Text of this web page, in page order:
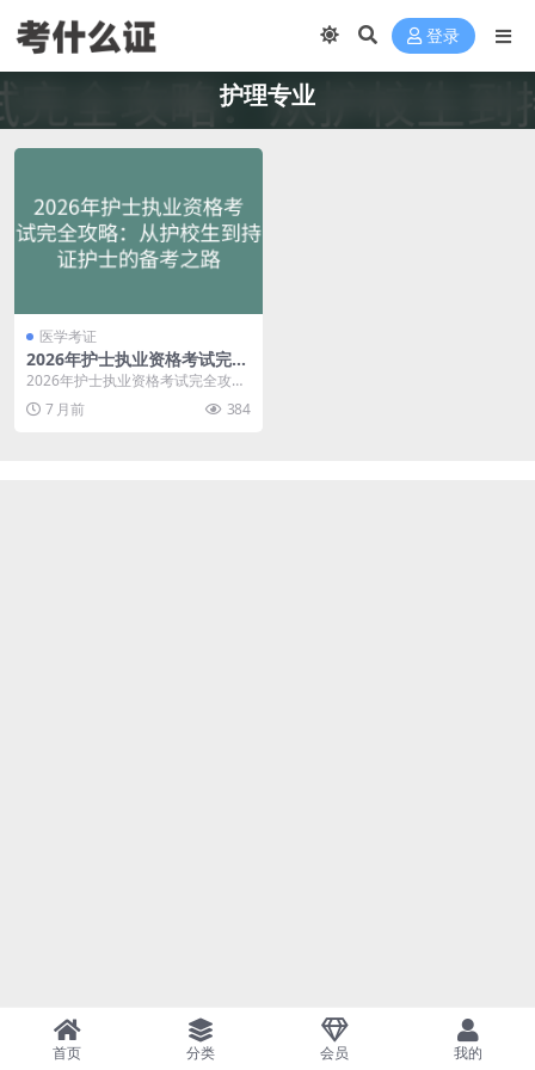
登录
护理专业
医学考证
2026年护士执业资格考试完全
攻略：从护校生到持证护士的
2026年护士执业资格考试完全攻
略：从护校生到持证护士的备考之
路 还记得当初在护...
7 月前 384
首页 分类 会员 我的